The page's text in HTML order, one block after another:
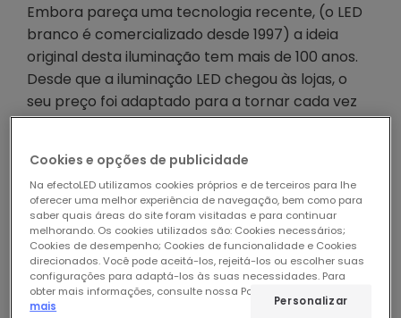
Embora pareça uma tecnologia recente, (o LED
branco é comercializado desde 1997) a ideia
original desta iluminação tem mais de 100 anos.
Desde que a iluminação LED chegou às lojas, o
seu preço foi adaptado para a tornar cada vez
mais acessível e muito mais eficiente do que
rapidamente amortizável.
TECNOLOGIA LED
Como já detalhámos anteriormente, um LED não
é mais do que um semicondutor. Portanto, a
tecnologia LED consiste na união de materiais
Cookies e opções de publicidade
Na efectoLED utilizamos cookies próprios e de terceiros para lhe
oferecer uma melhor experiência de navegação, bem como para
saber quais áreas do site foram visitadas e para continuar
melhorando. Os cookies utilizados são: Cookies necessários;
Cookies de desempenho; Cookies de funcionalidade e Cookies
direcionados. Você pode aceitá-los, rejeitá-los ou escolher suas
configurações para adaptá-los às suas necessidades. Para
obter mais informações, consulte nossa Política de Cookies.
mais
Personalizar